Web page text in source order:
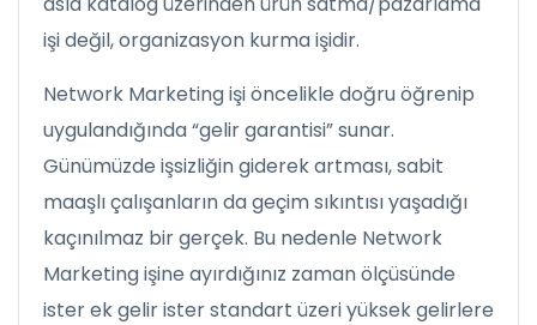
işi değil, organizasyon kurma işidir.
Network Marketing işi öncelikle doğru öğrenip
uygulandığında “gelir garantisi” sunar.
Günümüzde işsizliğin giderek artması, sabit
maaşlı çalışanların da geçim sıkıntısı yaşadığı
kaçınılmaz bir gerçek. Bu nedenle Network
Marketing işine ayırdığınız zaman ölçüsünde
ister ek gelir ister standart üzeri yüksek gelirlere